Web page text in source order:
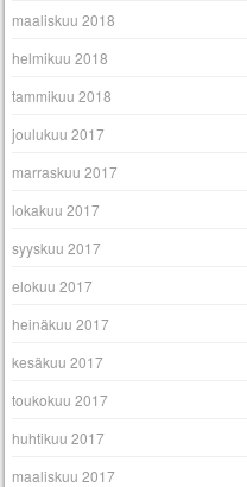
maaliskuu 2018
helmikuu 2018
tammikuu 2018
joulukuu 2017
marraskuu 2017
lokakuu 2017
syyskuu 2017
elokuu 2017
heinäkuu 2017
kesäkuu 2017
toukokuu 2017
huhtikuu 2017
maaliskuu 2017